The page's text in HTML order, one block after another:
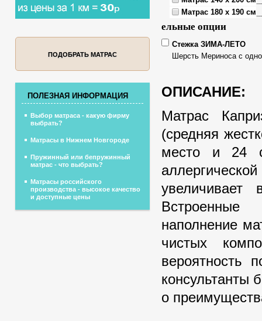
Матрас 180 x 190 см
ельные опции
Стежка ЗИМА-ЛЕТО
Шерсть Мериноса с
ОПИСАНИЕ:
Матрас
(средняя
место и 24
увеличивает
Встроенные
наполнение
чистых
вероятность
консультанты
о
ПОДОБРАТЬ МАТРАС
ПОЛЕЗНАЯ ИНФОРМАЦИЯ
Выбор матраса - какую фирму
выбрать?
Матрасы в Нижнем Новгороде
Пружинный или бепружинный
матрас - что выбрать?
Матрасы российского
производства - высокое качество
и доступные цены